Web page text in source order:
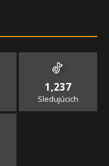
1,237
Sledujúcich